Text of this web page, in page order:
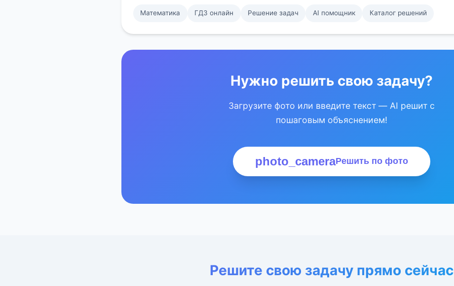
Математика ГДЗ онлайн Решение задач AI помощник Каталог решений
Нужно решить свою задачу?
Загрузите фото или введите текст — AI решит с
пошаговым объяснением!
photo_cameraРешить по фото
Решите свою задачу прямо сейчас